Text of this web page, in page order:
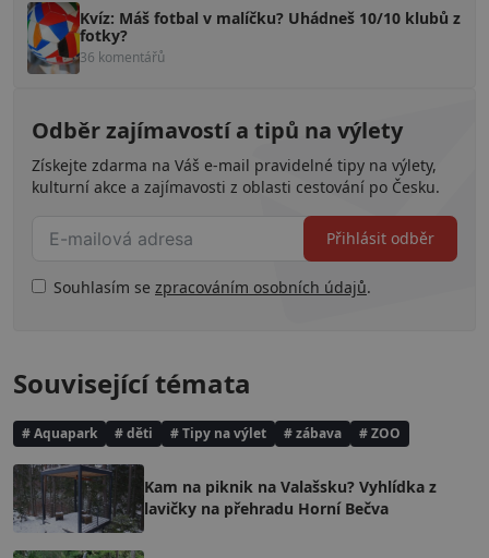
Kvíz: Máš fotbal v malíčku? Uhádneš 10/10 klubů z
fotky?
36 komentářů
Odběr zajímavostí a tipů na výlety
Získejte zdarma na Váš e-mail pravidelné tipy na výlety,
kulturní akce a zajímavosti z oblasti cestování po Česku.
Souhlasím se zpracováním osobních údajů.
Přihlásit odběr
Související témata
# Aquapark # děti # Tipy na výlet # zábava # ZOO
Kam na piknik na Valašsku? Vyhlídka z
lavičky na přehradu Horní Bečva